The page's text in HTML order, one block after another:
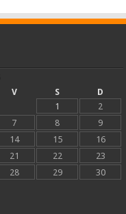
V S
D
1
2
7 8
9
14 15
16
21 22
23
28 29
30